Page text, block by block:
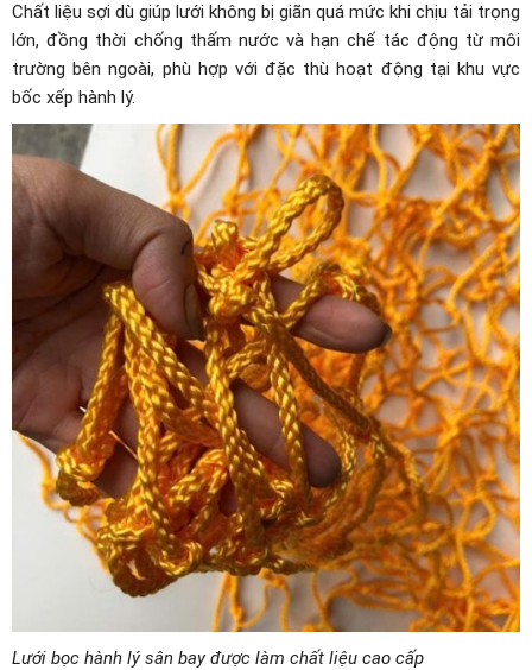
Chất liệu sợi dù giúp lưới không bị giãn quá mức khi chịu tải trọng
lớn, đồng thời chống thấm nước và hạn chế tác động từ môi
trường bên ngoài, phù hợp với đặc thù hoạt động tại khu vực
bốc xếp hành lý.
Lưới bọc hành lý sân bay được làm chất liệu cao cấp